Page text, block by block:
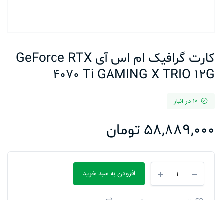
کارت گرافیک ام اس آی GeForce RTX
4070 Ti GAMING X TRIO 12G
10 در انبار
58,889,000 تومان
گرافیک
ام
افزودن به سبد خرید